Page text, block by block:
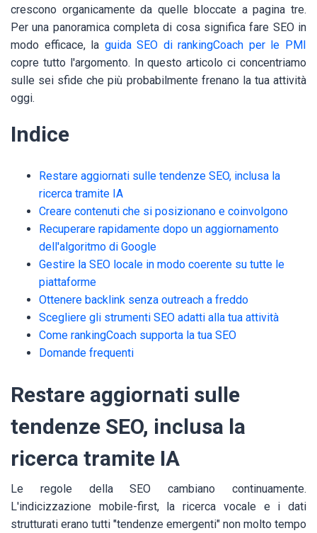
crescono organicamente da quelle bloccate a pagina tre.
Per una panoramica completa di cosa significa fare SEO in
modo efficace, la guida SEO di rankingCoach per le PMI
copre tutto l'argomento. In questo articolo ci concentriamo
sulle sei sfide che più probabilmente frenano la tua attività
oggi.
Indice
Restare aggiornati sulle tendenze SEO, inclusa la
ricerca tramite IA
Creare contenuti che si posizionano e coinvolgono
Recuperare rapidamente dopo un aggiornamento
dell'algoritmo di Google
Gestire la SEO locale in modo coerente su tutte le
piattaforme
Ottenere backlink senza outreach a freddo
Scegliere gli strumenti SEO adatti alla tua attività
Come rankingCoach supporta la tua SEO
Domande frequenti
Restare aggiornati sulle
tendenze SEO, inclusa la
ricerca tramite IA
Le regole della SEO cambiano continuamente.
L'indicizzazione mobile-first, la ricerca vocale e i dati
strutturati erano tutti "tendenze emergenti" non molto tempo